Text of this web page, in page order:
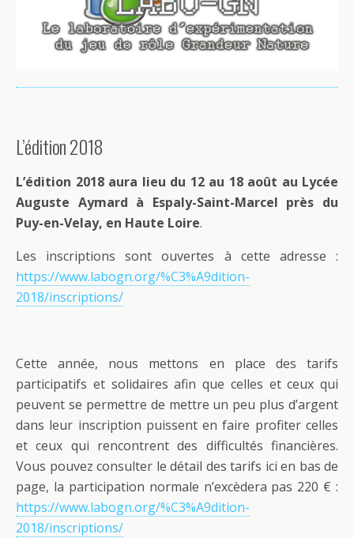
L’édition 2018
L’édition 2018 aura lieu du 12 au 18 août au Lycée
Auguste Aymard à Espaly-Saint-Marcel près du
Puy-en-Velay, en Haute Loire.
Les inscriptions sont ouvertes à cette adresse :
https://www.labogn.org/%C3%A9dition-
2018/inscriptions/
Cette année, nous mettons en place des tarifs
participatifs et solidaires afin que celles et ceux qui
peuvent se permettre de mettre un peu plus d’argent
dans leur inscription puissent en faire profiter celles
et ceux qui rencontrent des difficultés financières.
Vous pouvez consulter le détail des tarifs ici en bas de
page, la participation normale n’excèdera pas 220 € :
https://www.labogn.org/%C3%A9dition-
2018/inscriptions/